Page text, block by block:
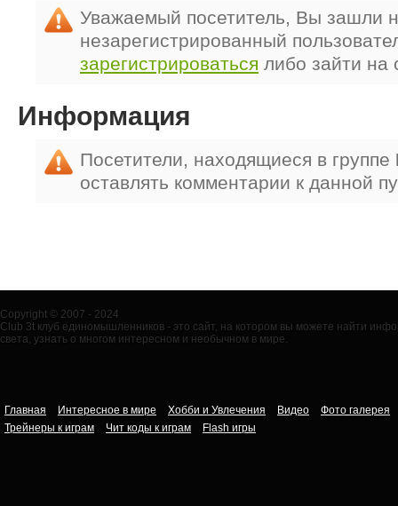
Уважаемый посетитель, Вы зашли
незарегистрированный
зарегистрироваться либо зайти на
Информация
Посетители, находящиеся в группе
оставлять комментарии к данной
Copyright © 2007 - 2024
Club 3t клуб единомышленников - это сайт, на котором вы можете найти
света, узнать о многом интересном и необычном в мире.
Главная Интересное в мире Хобби и Увлечения Видео
Фото галерея
Трейнеры к играм
Чит коды к играм Flash игры